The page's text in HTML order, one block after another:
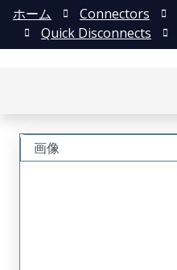
ホーム Connectors
Quick Disconnects
画像